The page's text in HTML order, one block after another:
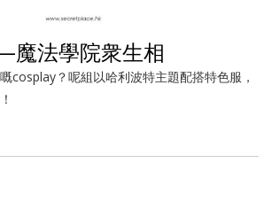
法學院衆生相
cosplay？呢組以哈利波特主題配搭特色服，